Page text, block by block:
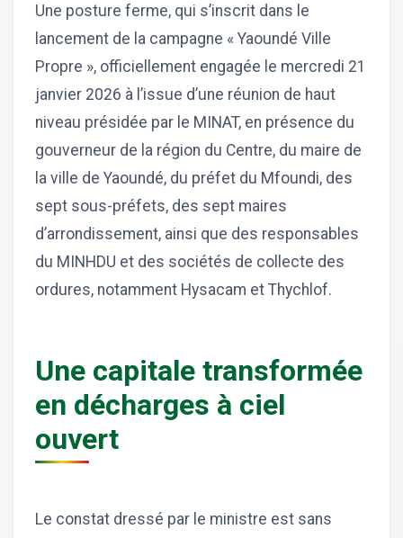
Une posture ferme, qui s’inscrit dans le
lancement de la campagne « Yaoundé Ville
Propre », officiellement engagée le mercredi 21
janvier 2026 à l’issue d’une réunion de haut
niveau présidée par le MINAT, en présence du
gouverneur de la région du Centre, du maire de
la ville de Yaoundé, du préfet du Mfoundi, des
sept sous-préfets, des sept maires
d’arrondissement, ainsi que des responsables
du MINHDU et des sociétés de collecte des
ordures, notamment Hysacam et Thychlof.
Une capitale transformée
en décharges à ciel
ouvert
Le constat dressé par le ministre est sans